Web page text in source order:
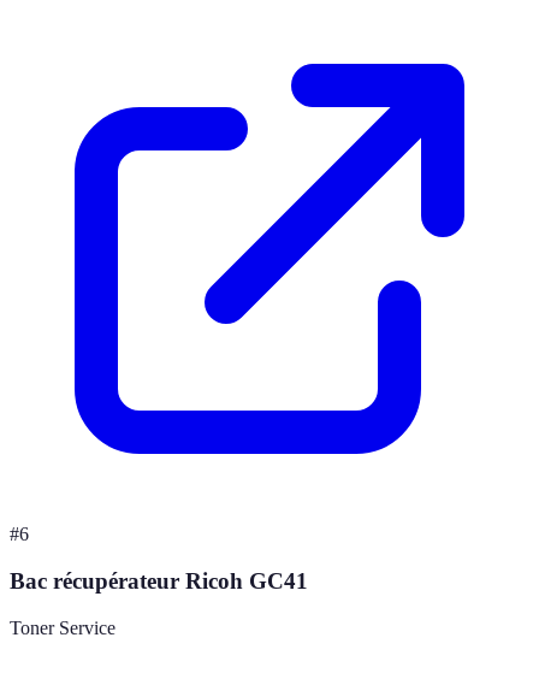
#6
Bac récupérateur Ricoh GC41
Toner Service